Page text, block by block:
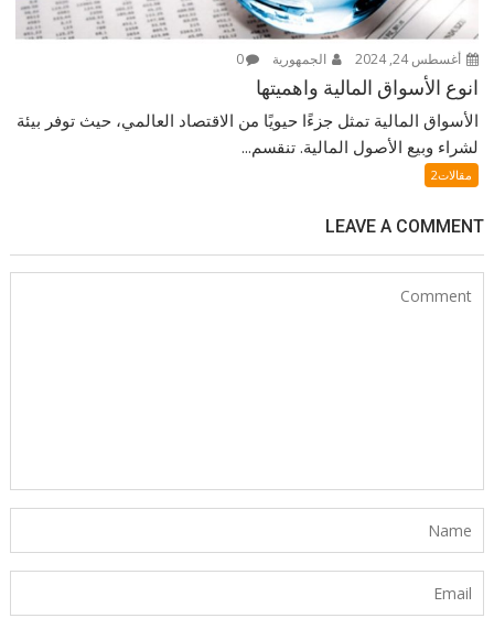
أغسطس 24, 2024 الجمهورية 0
انوع الأسواق المالية واهميتها
الأسواق المالية تمثل جزءًا حيويًا من الاقتصاد العالمي، حيث توفر بيئة
لشراء وبيع الأصول المالية. تنقسم...
مقالات2
LEAVE A COMMENT